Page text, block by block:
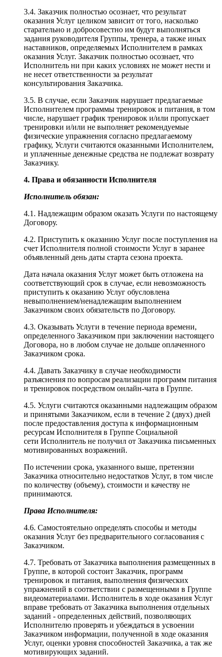
3.4. Заказчик полностью осознает, что результат
оказания Услуг целиком зависит от того, насколько
старательно и добросовестно им будут выполняться
задания руководителя Группы, тренера, а также иных
наставников, определяемых Исполнителем в рамках
оказания Услуг. Заказчик полностью осознает, что
Исполнитель ни при каких условиях не может нести и
не несет ответственности за результат
консультирования Заказчика.
3.5. В случае, если Заказчик нарушает предлагаемые
Исполнителем программы тренировок и питания, в том
числе, нарушает график тренировок и/или пропускает
тренировки и/или не выполняет рекомендуемые
физические упражнения согласно предлагаемому
графику, Услуги считаются оказанными Исполнителем,
и уплаченные денежные средства не подлежат возврату
Заказчику.
4. Права и обязанности Исполнителя
Исполнитель обязан:
4.1. Надлежащим образом оказать Услуги по настоящему
Договору.
4.2. Приступить к оказанию Услуг после поступления на
счет Исполнителя полной стоимости Услуг в заранее
объявленный день даты старта сезона проекта.
Дата начала оказания Услуг может быть отложена на
соответствующий срок в случае, если невозможность
приступить к оказанию Услуг обусловлена
невыполнением/ненадлежащим выполнением
Заказчиком своих обязательств по Договору.
4.3. Оказывать Услуги в течение периода времени,
определенного Заказчиком при заключении настоящего
Договора, но в любом случае не дольше оплаченного
Заказчиком срока.
4.4. Давать Заказчику в случае необходимости
разъяснения по вопросам реализации программ питания
и тренировок посредством онлайн-чата в Группе.
4.5. Услуги считаются оказанными надлежащим образом
и принятыми Заказчиком, если в течение 2 (двух) дней
после предоставления доступа к информационным
ресурсам Исполнителя в Группе Социальной
сети Исполнитель не получил от Заказчика письменных
мотивированных возражений.
По истечении срока, указанного выше, претензии
Заказчика относительно недостатков Услуг, в том числе
по количеству (объему), стоимости и качеству не
принимаются.
Права Исполнителя:
4.6. Самостоятельно определять способы и методы
оказания Услуг без предварительного согласования с
Заказчиком.
4.7. Требовать от Заказчика выполнения размещенных в
Группе, в которой состоит Заказчик, программ
тренировок и питания, выполнения физических
упражнений в соответствии с размещенными в Группе
видеоматериалами. Исполнитель в ходе оказания Услуг
вправе требовать от Заказчика выполнения отдельных
заданий - определенных действий, позволяющих
Исполнителю проверять и убеждаться в усвоении
Заказчиком информации, полученной в ходе оказания
Услуг, оценки уровня способностей Заказчика, а так же
мотивирующих заданий.